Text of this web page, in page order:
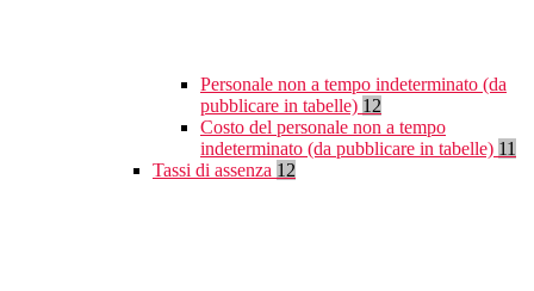
Personale non a tempo indeterminato (da
pubblicare in tabelle) 12
Costo del personale non a tempo
indeterminato (da pubblicare in tabelle) 11
Tassi di assenza 12